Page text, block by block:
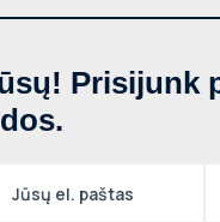
Prisijunk